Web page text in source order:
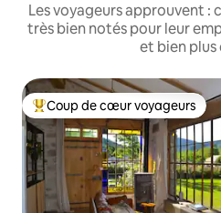
Les voyageurs approuvent :
très bien notés pour leur
et bien plus
Coups de cœur voyageurs les
Coup de cœur voyageurs